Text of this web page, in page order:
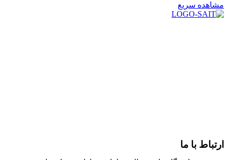
مشاهده سریع
ارتباط با ما